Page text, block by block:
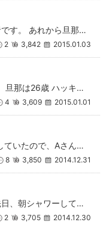
先日、旦那の浮気について相談した者です。 あれから旦那と話をしました。 自分の気持ちを伝えました。キスした後に、相手
2 3,842 2015.01.03
今年の夏に結婚しました。 私は25歳、旦那は26歳 ハッキリ彼の携帯みちゃいまして、先日誕生日だったのですが、チャット
4 3,609 2015.01.01
旦那が女性(Aさん)とラブラブメールしていたので、Aさんのこととかいろいろ問い詰めました。 メールでは、付き合わないとA
8 3,850 2014.12.31
旦那の浮気を携帯見て知りました。先日、朝シャワーして会社行ったのに、帰ってきたらパンツがすごく汚れてたのと、旦那の車に行
2 3,705 2014.12.30